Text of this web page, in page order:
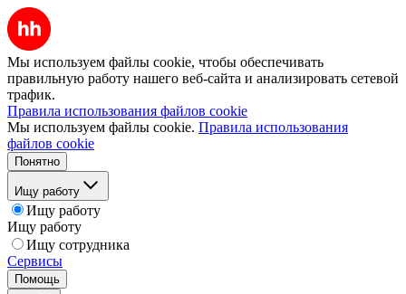
Мы используем файлы cookie, чтобы обеспечивать
правильную работу нашего веб-сайта и анализировать сетевой
трафик.
Правила использования файлов cookie
Мы используем файлы cookie. Правила использования
файлов cookie
Понятно
Ищу работу
Ищу работу
Ищу работу
Ищу сотрудника
Сервисы
Помощь